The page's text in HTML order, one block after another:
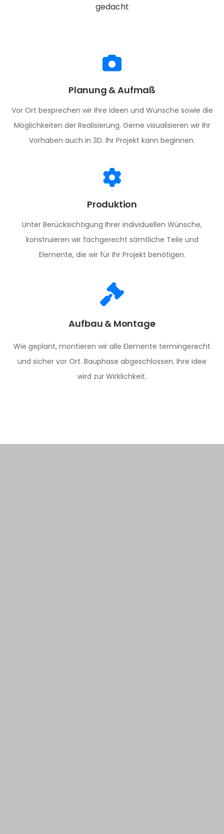
gedacht
Planung & Aufmaß
Vor Ort besprechen wir Ihre Ideen und Wünsche sowie die
Möglichkeiten der Realisierung. Gerne visualisieren wir Ihr
Vorhaben auch in 3D. Ihr Projekt kann beginnen.
Produktion
Unter Berücksichtigung Ihrer individuellen Wünsche,
konstruieren wir fachgerecht sämtliche Teile und
Elemente, die wir für Ihr Projekt benötigen.
Aufbau & Montage
Wie geplant, montieren wir alle Elemente termingerecht
und sicher vor Ort. Bauphase abgeschlossen. Ihre idee
wird zur Wirklichkeit.